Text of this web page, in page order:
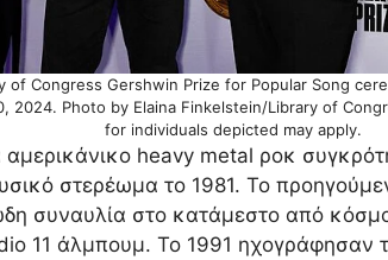
of Congress Gershwin Prize for Popular Song
2024. Photo by Elaina Finkelstein/Library of
for individuals depicted may apply.
αμερικάνικο heavy metal ροκ
στερέωμα το 1981. Το
συναυλία στο κατάμεστο από
11 άλμπουμ. Το 1991 ηχογράφησαν